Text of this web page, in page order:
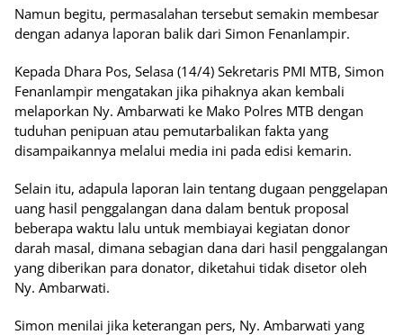
Namun begitu, permasalahan tersebut semakin membesar
dengan adanya laporan balik dari Simon Fenanlampir.
Kepada Dhara Pos, Selasa (14/4) Sekretaris PMI MTB, Simon
Fenanlampir mengatakan jika pihaknya akan kembali
melaporkan Ny. Ambarwati ke Mako Polres MTB dengan
tuduhan penipuan atau pemutarbalikan fakta yang
disampaikannya melalui media ini pada edisi kemarin.
Selain itu, adapula laporan lain tentang dugaan penggelapan
uang hasil penggalangan dana dalam bentuk proposal
beberapa waktu lalu untuk membiayai kegiatan donor
darah masal, dimana sebagian dana dari hasil penggalangan
yang diberikan para donator, diketahui tidak disetor oleh
Ny. Ambarwati.
Simon menilai jika keterangan pers, Ny. Ambarwati yang